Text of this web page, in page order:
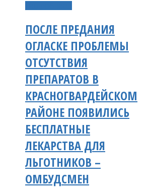
ПОСЛЕ ПРЕДАНИЯ
ОГЛАСКЕ ПРОБЛЕМЫ
ОТСУТСТВИЯ
ПРЕПАРАТОВ В
КРАСНОГВАРДЕЙСКОМ
РАЙОНЕ ПОЯВИЛИСЬ
БЕСПЛАТНЫЕ
ЛЕКАРСТВА ДЛЯ
ЛЬГОТНИКОВ –
ОМБУДСМЕН